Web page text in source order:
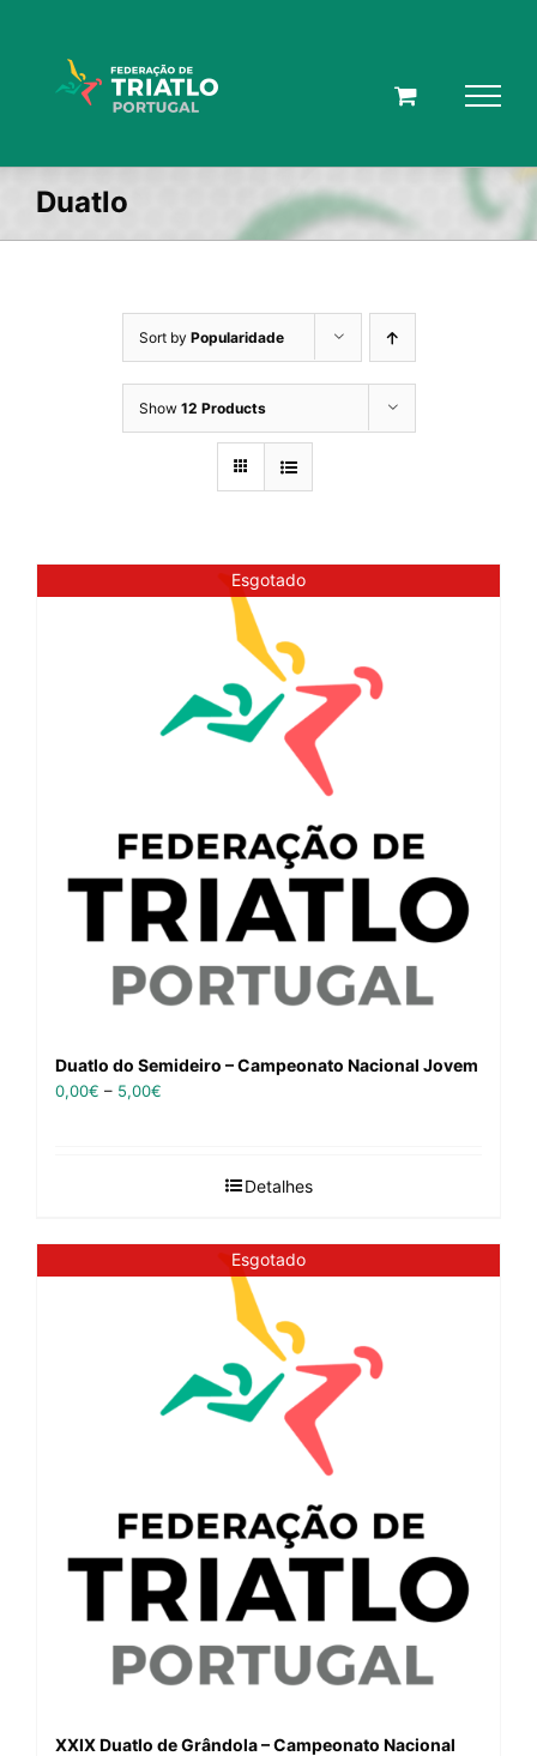
Duatlo
Sort by Popularidade
Show 12 Products
Esgotado
Duatlo do Semideiro – Campeonato Nacional Jovem
0,00€ – 5,00€
Detalhes
Esgotado
XXIX Duatlo de Grândola – Campeonato Nacional